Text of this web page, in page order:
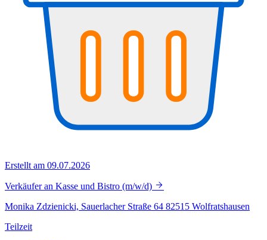
Erstellt am 09.07.2026
Verkäufer an Kasse und Bistro (m/w/d)
Monika Zdzienicki, Sauerlacher Straße 64 82515 Wolfratshausen
Teilzeit